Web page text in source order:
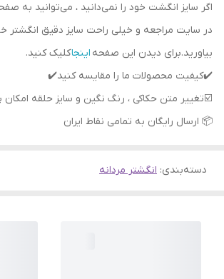
اگر سایز انگشت خود را نمی‌دانید ، می‌توانید به
در سایت مراجعه و خیلی راحت سایز دقیق انگشتر
بیاورید.برای دیدن این صفحه اینجاکلیک کنید.
📦 ارسال رایگان به تمامی نقاط ایران
دسته‌بندی: انگشتر مردانه